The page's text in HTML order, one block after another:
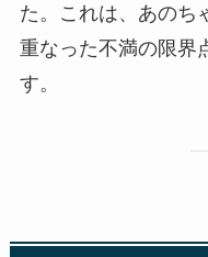
た。これは、あのち
重なった不満の限界
す。